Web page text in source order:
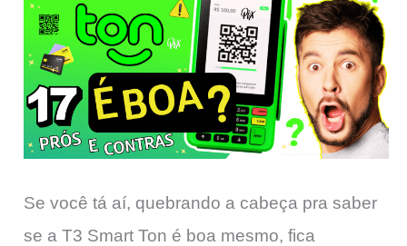
Se você tá aí, quebrando a cabeça pra saber
se a T3 Smart Ton é boa mesmo, fica